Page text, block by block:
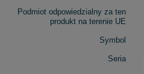
Podmiot odpowiedzialny za ten
produkt na terenie UE
Symbol
Seria